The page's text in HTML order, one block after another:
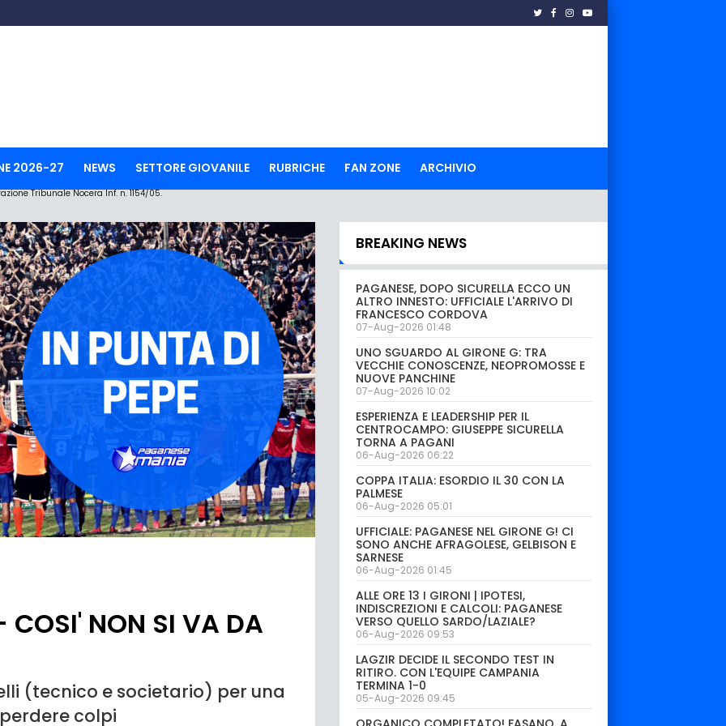
2026-27 NEWS SETTORE GIOVANILE RUBRICHE FAN ZONE ARCHIVIO
Tribunale Nocera Inf. n. 1154/05.
COSI' NON SI VA DA
(tecnico e societario) per una
colpi
BREAKING NEWS
PAGANESE, DOPO SICURELLA ECCO UN
ALTRO INNESTO: UFFICIALE L'ARRIVO DI
FRANCESCO CORDOVA
07-Aug-2026 01:48
UNO SGUARDO AL GIRONE G: TRA
VECCHIE CONOSCENZE, NEOPROMOSSE E
NUOVE PANCHINE
07-Aug-2026 10:02
ESPERIENZA E LEADERSHIP PER IL
CENTROCAMPO: GIUSEPPE SICURELLA
TORNA A PAGANI
06-Aug-2026 06:22
COPPA ITALIA: ESORDIO IL 30 CON LA
PALMESE
06-Aug-2026 05:01
UFFICIALE: PAGANESE NEL GIRONE G! CI
SONO ANCHE AFRAGOLESE, GELBISON E
SARNESE
06-Aug-2026 01:45
ALLE ORE 13 I GIRONI | IPOTESI,
INDISCREZIONI E CALCOLI: PAGANESE
VERSO QUELLO SARDO/LAZIALE?
06-Aug-2026 09:53
LAGZIR DECIDE IL SECONDO TEST IN
RITIRO. CON L'EQUIPE CAMPANIA
TERMINA 1-0
05-Aug-2026 09:45